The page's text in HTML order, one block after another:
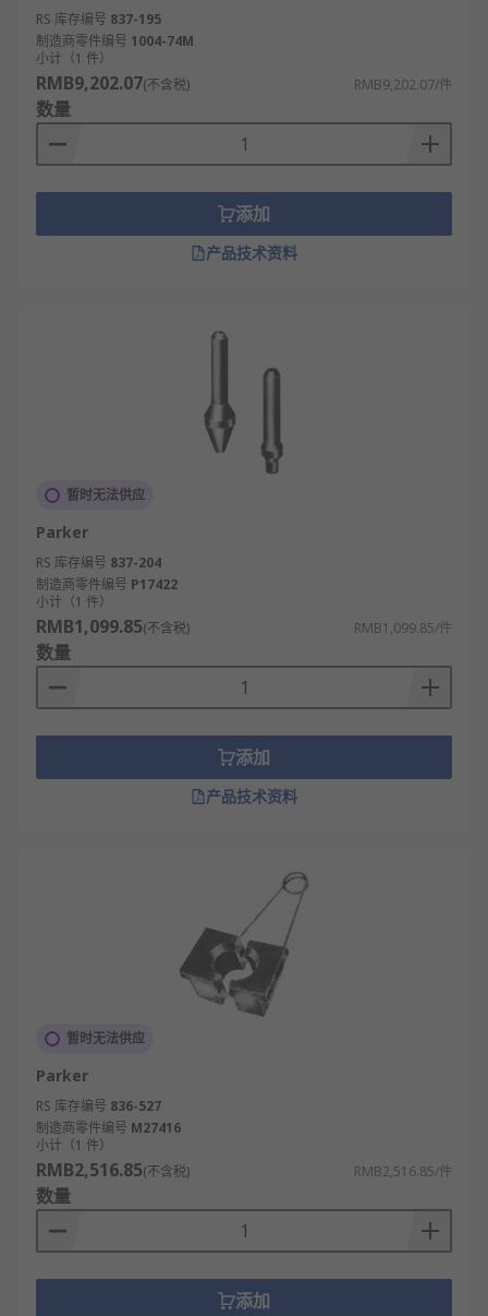
RS 库存编号 837-195
制造商零件编号 1004-74M
小计（1 件）
RMB9,202.07(不含税) RMB9,202.07/件
数量
添加
产品技术资料
暂时无法供应
Parker
RS 库存编号 837-204
制造商零件编号 P17422
小计（1 件）
RMB1,099.85(不含税) RMB1,099.85/件
数量
添加
产品技术资料
暂时无法供应
Parker
RS 库存编号 836-527
制造商零件编号 M27416
小计（1 件）
RMB2,516.85(不含税) RMB2,516.85/件
数量
添加